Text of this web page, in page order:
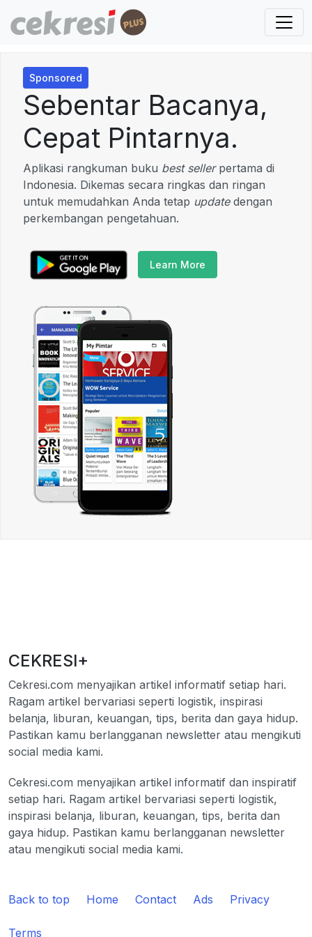
Sponsored
Sebentar Bacanya,
Cepat Pintarnya.
Aplikasi rangkuman buku best sellerpertama di
Indonesia. Dikemas secara ringkas dan ringan
untuk memudahkan Anda tetap updatedengan
perkembangan pengetahuan.
Learn More
CEKRESI+
Cekresi.com menyajikan artikel informatif setiap hari.
Ragam artikel bervariasi seperti logistik, inspirasi
belanja, liburan, keuangan, tips, berita dan gaya hidup.
Pastikan kamu berlangganan newsletter atau mengikuti
social media kami.
Cekresi.com menyajikan artikel informatif dan inspiratif
setiap hari. Ragam artikel bervariasi seperti logistik,
inspirasi belanja, liburan, keuangan, tips, berita dan
gaya hidup. Pastikan kamu berlangganan newsletter
atau mengikuti social media kami.
Back to top Home Contact Ads Privacy
Terms